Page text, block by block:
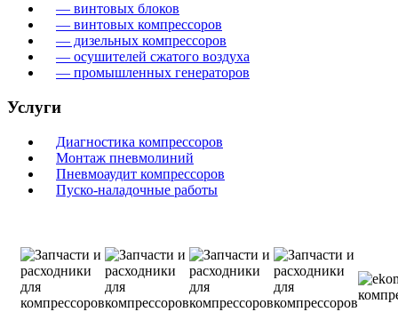
— винтовых блоков
— винтовых компрессоров
— дизельных компрессоров
— осушителей сжатого воздуха
— промышленных генераторов
Услуги
Диагностика компрессоров
Монтаж пневмолиний
Пневмоаудит компрессоров
Пуско-наладочные работы